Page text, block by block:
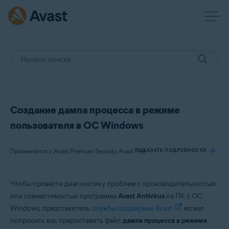
Создание дампа процесса в режиме
пользователя в ОС Windows
Применяется к Avast Premium Security, Avast Free Antivirus
ПОКАЗАТЬ ПОДРОБНОСТИ
Продукты:
Avast Free Antivirus
Чтобы провести диагностику проблем с производительностью
или совместимостью программы Avast Antivirus на ПК с ОС
Windows, представитель службы поддержки Avast
может
попросить вас предоставить файл дампа процесса в режиме